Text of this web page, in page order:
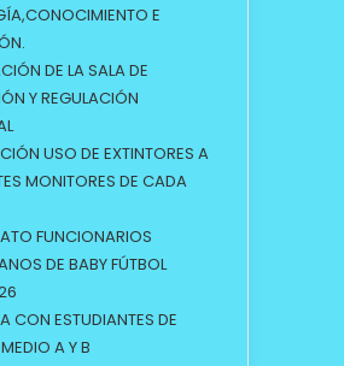
E
DE LA SALA DE
Y REGULACIÓN
USO DE EXTINTORES A
MONITORES DE CADA
FUNCIONARIOS
DE BABY FÚTBOL
CON ESTUDIANTES DE
A Y B